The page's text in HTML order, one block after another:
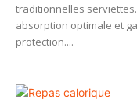
traditionnelles
absorption optimale et
protection....